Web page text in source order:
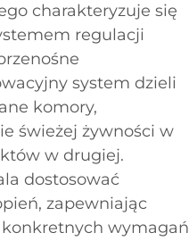
charakteryzuje się
regulacji
system dzieli
komory,
świeżej żywności w
w drugiej.
dostosować
zapewniając
wymagań